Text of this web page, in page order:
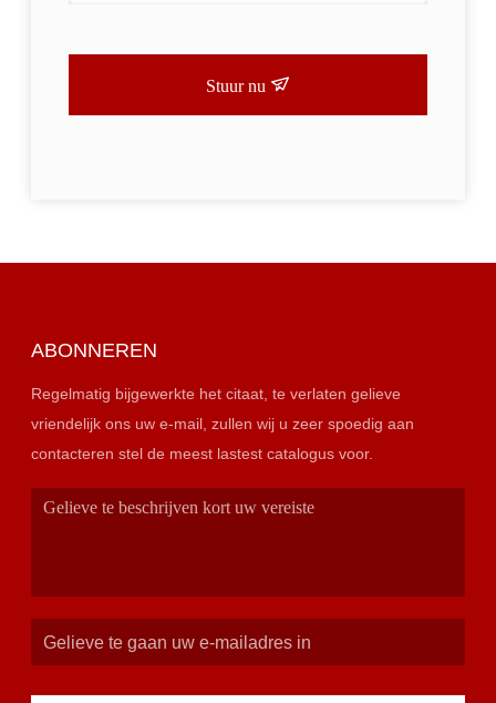
Stuur nu
ABONNEREN
Regelmatig bijgewerkte het citaat, te verlaten gelieve
vriendelijk ons uw e-mail, zullen wij u zeer spoedig aan
contacteren stel de meest lastest catalogus voor.